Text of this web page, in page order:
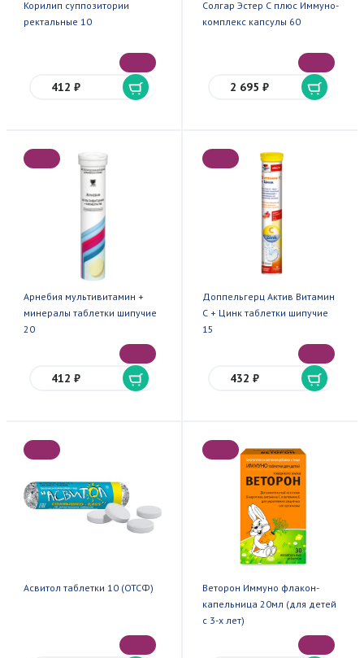
Корилип суппозитории
ректальные 10
412 ₽
Солгар Эстер С плюс Иммуно-
комплекс капсулы 60
2 695 ₽
Арнебия мультивитамин +
минералы таблетки шипучие
20
412 ₽
Доппельгерц Актив Витамин
С + Цинк таблетки шипучие
15
432 ₽
Асвитол таблетки 10 (ОТСФ)
Веторон Иммуно флакон-
капельница 20мл (для детей
с 3-х лет)